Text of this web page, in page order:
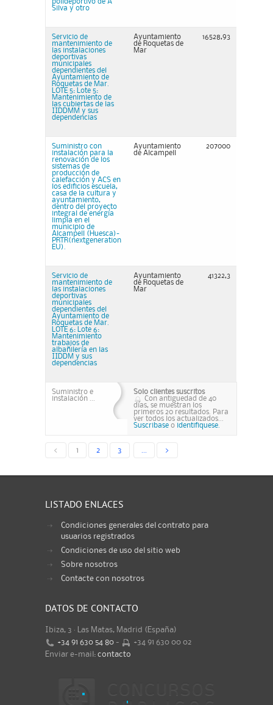
polideportivo de A
Silva y otro
Servicio de
mantenimiento de
las instalaciones
deportivas
municipales
dependientes del
Ayuntamiento de
Roquetas de Mar.
LOTE 5: Lote 5:
Mantenimiento de
las cubiertas de las
IIDDMM y sus
dependencias
Ayuntamiento
de Roquetas de
Mar
16528,93
Suministro con
instalación para la
renovación de los
sistemas de
producción de
calefacción y ACS en
los edificios escuela,
casa de la cultura y
ayuntamiento,
dentro del proyecto
integral de energía
limpia en el
municipio de
Alcampell (Huesca)-
PRTR(nextgeneration
EU).
Ayuntamiento
de Alcampell
207000
Servicio de
mantenimiento de
las instalaciones
deportivas
municipales
dependientes del
Ayuntamiento de
Roquetas de Mar.
LOTE 6: Lote 6:
Mantenimiento
trabajos de
albañilería en las
IIDDM y sus
dependencias
Ayuntamiento
de Roquetas de
Mar
41322,3
Suministro e
instalación ...
Solo clientes suscritos
Con antiguedad de 40
días, se muestran los
primeros 20 resultados. Para
ver todos los actualizados...
Suscribase o identifiquese.
< 1 2 3 >
LISTADO ENLACES
Condiciones generales del contrato para
usuarios registrados
Condiciones de uso del sitio web
Sobre nosotros
Contacte con nosotros
DATOS DE CONTACTO
Ibiza, 3 · Las Matas, Madrid (España)
+34 91 630 54 80 -
+34 91 630 00 02
Enviar e-mail: contacto